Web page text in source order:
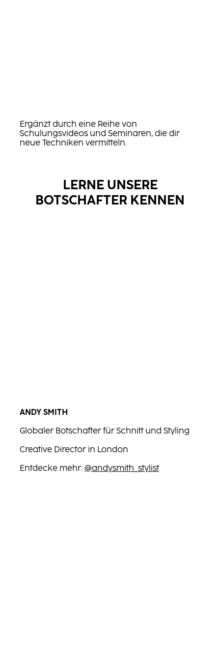
Ergänzt durch eine Reihe von
Schulungsvideos und Seminaren, die dir
neue Techniken vermitteln.
LERNE UNSERE
BOTSCHAFTER KENNEN
ANDY SMITH
Globaler Botschafter für Schnitt und Styling
Creative Director in London
Entdecke mehr: @andysmith_stylist